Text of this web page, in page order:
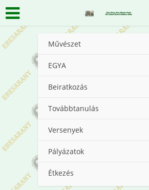
Művészet
EGYA
Beiratkozás
Továbbtanulás
Versenyek
Pályázatok
Étkezés